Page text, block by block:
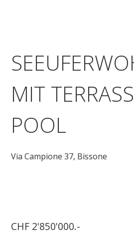
MIT
POOL
Via Campione 37, Bissone
CHF 2'850'000.-